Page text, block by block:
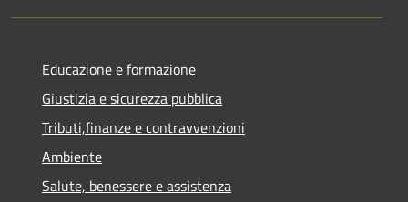
Educazione e formazione
Giustizia e sicurezza pubblica
Tributi,finanze e contravvenzioni
Ambiente
Salute, benessere e assistenza